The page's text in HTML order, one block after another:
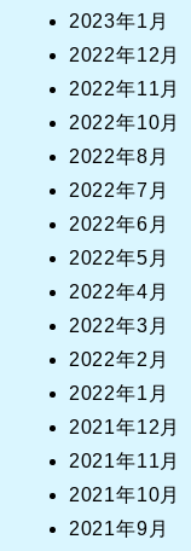
2023年1月
2022年12月
2022年11月
2022年10月
2022年8月
2022年7月
2022年6月
2022年5月
2022年4月
2022年3月
2022年2月
2022年1月
2021年12月
2021年11月
2021年10月
2021年9月